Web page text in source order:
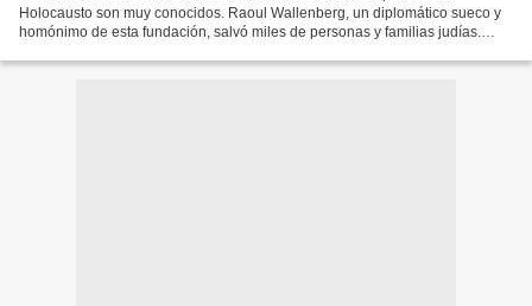
Holocausto son muy conocidos. Raoul Wallenberg, un diplomático sueco y
homónimo de esta fundación, salvó miles de personas y familias judías.